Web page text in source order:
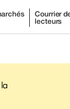
Courrier
lecteurs